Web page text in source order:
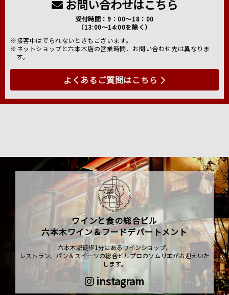
お問い合わせはこちら
受付時間：9：00～18：00
（13:00～14:00を除く）
※接客中はでられないときもございます。
※ネットショップと六本木店の営業時間、お問い合わせ先は異なりま
す。
よくあるご質問はこちら
ワインと食の総合ビル
六本木ワイン＆フードデパートメント
六本木駅徒歩1分にあるワインショップ、
レストラン、パン＆スイーツの総合ビルプロのソムリエがお迎えいた
します。
instagram